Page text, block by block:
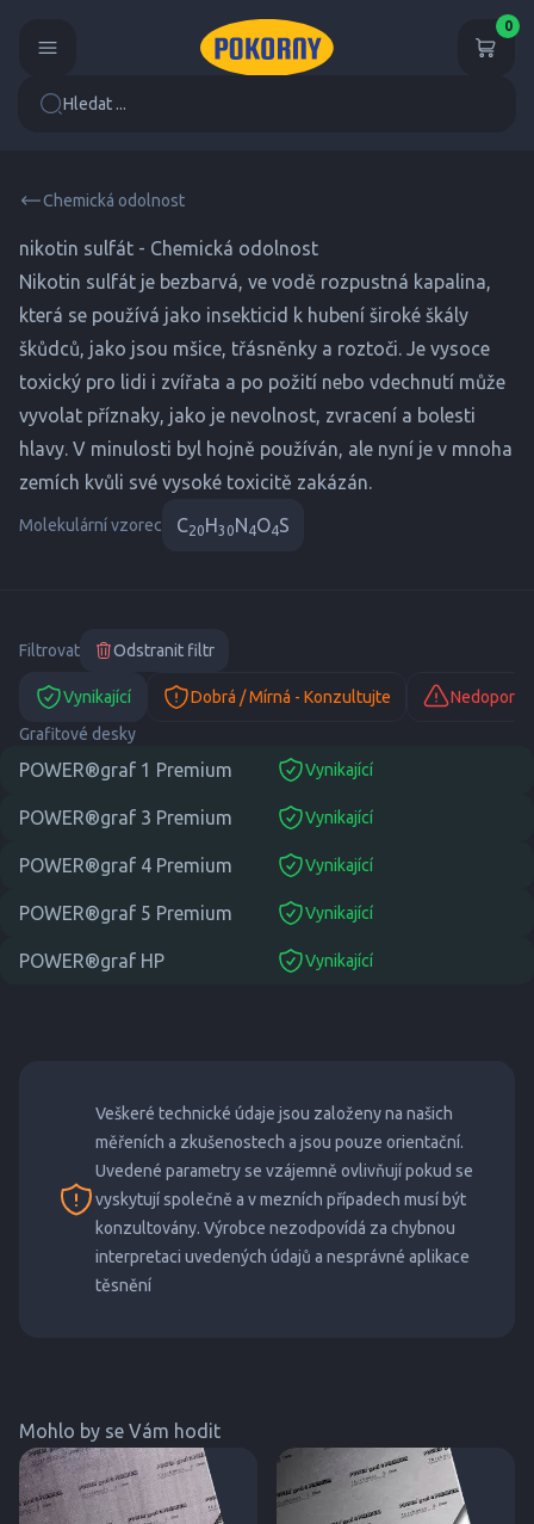
Hledat ...
0
Chemická odolnost
nikotin sulfát - Chemická odolnost
Nikotin sulfát je bezbarvá, ve vodě rozpustná kapalina,
která se používá jako insekticid k hubení široké škály
škůdců, jako jsou mšice, třásněnky a roztoči. Je vysoce
toxický pro lidi i zvířata a po požití nebo vdechnutí může
vyvolat příznaky, jako je nevolnost, zvracení a bolesti
hlavy. V minulosti byl hojně používán, ale nyní je v mnoha
zemích kvůli své vysoké toxicitě zakázán.
Molekulární vzorec C20H30N4O4S
Filtrovat Odstranit filtr
Vynikající Dobrá / Mírná - Konzultujte
Grafitové desky
POWER®graf 1 Premium Vynikající
suitable
POWER®graf 3 Premium Vynikající
suitable
POWER®graf 4 Premium Vynikající
suitable
POWER®graf 5 Premium Vynikající
suitable
POWER®graf HP Vynikající
suitable
Veškeré technické údaje jsou založeny na našich
měřeních a zkušenostech a jsou pouze orientační.
Uvedené parametry se vzájemně ovlivňují pokud se
vyskytují společně a v mezních případech musí být
konzultovány. Výrobce nezodpovídá za chybnou
interpretaci uvedených údajů a nesprávné aplikace
těsnění
Mohlo by se Vám hodit